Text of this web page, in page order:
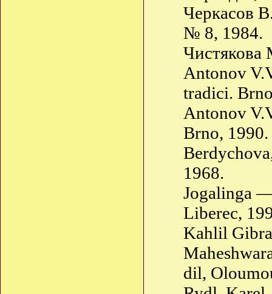
Черкасов
№ 8, 1984.
Antonov
tradici.
Antonov
Brno, 1990.
1968.
Jogalinga
Liberec,
Kahlil
dil,